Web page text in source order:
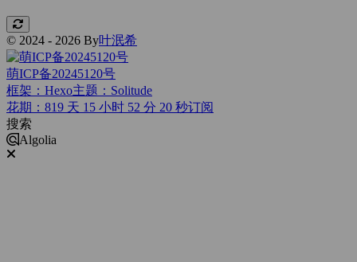
© 2024 - 2026 By叶泯希
萌ICP备20245120号
框架：Hexo主题：Solitude
花期：819 天 15 小时 52 分 21 秒订阅
搜索
Algolia